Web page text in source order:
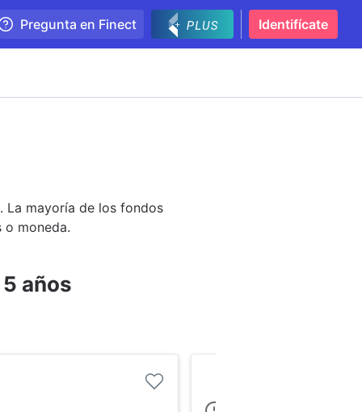
Pregunta en Finect Identifícate
La mayoría de los fondos
o moneda.
años